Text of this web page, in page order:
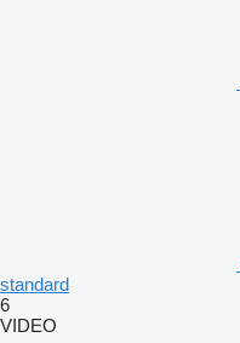
standard
6
VIDEO